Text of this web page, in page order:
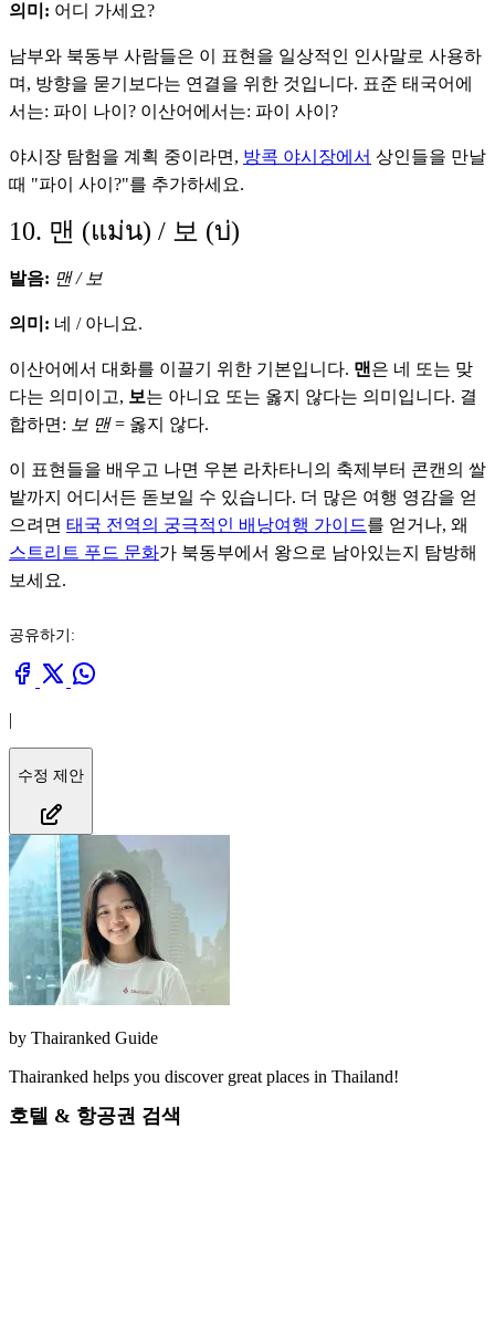
의미: 어디 가세요?
남부와 북동부 사람들은 이 표현을 일상적인 인사말로 사용하
며, 방향을 묻기보다는 연결을 위한 것입니다. 표준 태국어에
서는: 파이 나이? 이산어에서는: 파이 사이?
야시장 탐험을 계획 중이라면, 방콕 야시장에서 상인들을 만날
때 "파이 사이?"를 추가하세요.
10. 맨 (แม่น) / 보 (บ่)
발음: 맨 / 보
의미: 네 / 아니요.
이산어에서 대화를 이끌기 위한 기본입니다. 맨 은 네 또는 맞
다는 의미이고, 보는 아니요 또는 옳지 않다는 의미입니다. 결
합하면: 보 맨= 옳지 않다.
이 표현들을 배우고 나면 우본 라차타니의 축제부터 콘캔의 쌀
밭까지 어디서든 돋보일 수 있습니다. 더 많은 여행 영감을 얻
으려면 태국 전역의 궁극적인 배낭여행 가이드를 얻거나, 왜
스트리트 푸드 문화가 북동부에서 왕으로 남아있는지 탐방해
보세요.
공유하기:
|
수정 제안
by Thairanked Guide
Thairanked helps you discover great places in Thailand!
호텔 & 항공권 검색